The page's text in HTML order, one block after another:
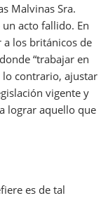
Malvinas Sra.
acto fallido. En
a los británicos de
“trabajar en
lo contrario, ajustar
vigente y
lograr aquello que
es de tal